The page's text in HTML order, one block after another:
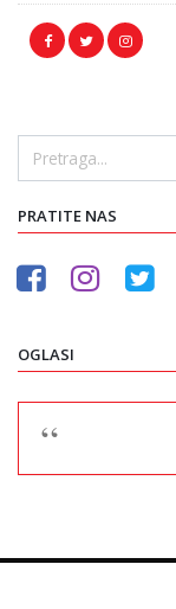
PRATITE NAS
OGLASI